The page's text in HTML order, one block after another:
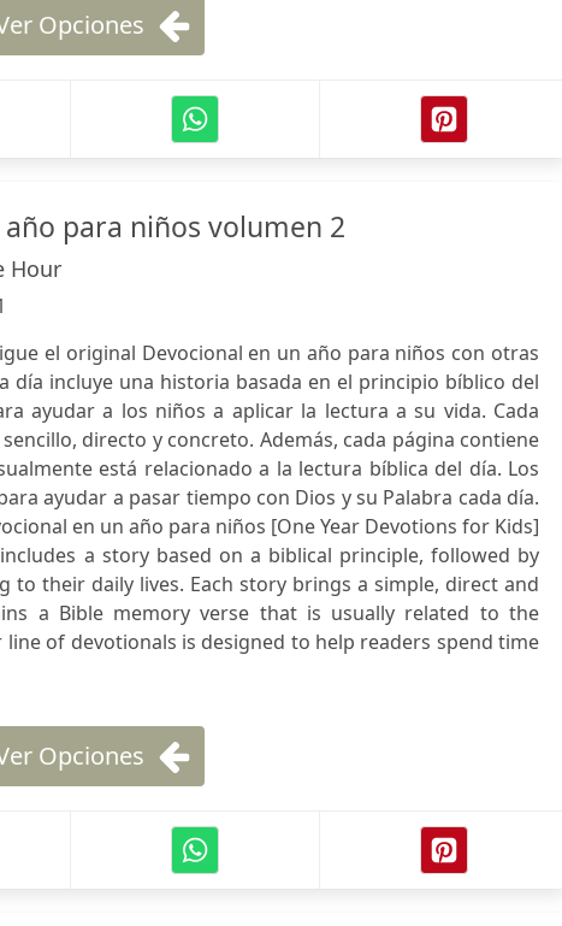
Opciones
para niños volumen 2
Hour
el original Devocional en un año para niños con otras
día incluye una historia basada en el principio bíblico del
ayudar a los niños a aplicar la lectura a su vida. Cada
directo y concreto. Además, cada página contiene
está relacionado a la lectura bíblica del día. Los
ayudar a pasar tiempo con Dios y su Palabra cada día.
en un año para niños [One Year Devotions for Kids]
a story based on a biblical principle, followed by
their daily lives. Each story brings a simple, direct and
a Bible memory verse that is usually related to the
line of devotionals is designed to help readers spend time
Opciones